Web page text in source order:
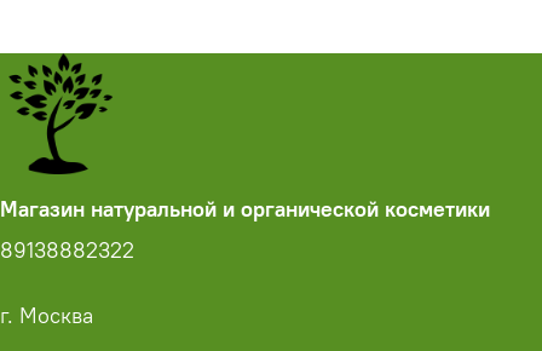
Магазин натуральной и органической косметики
89138882322
г. Москва